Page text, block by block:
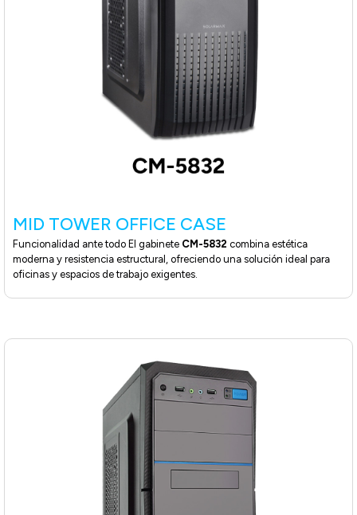
MID TOWER OFFICE CASE
Funcionalidad ante todo El gabinete CM-5832 combina estética
moderna y resistencia estructural, ofreciendo una solución ideal para
oficinas y espacios de trabajo exigentes.